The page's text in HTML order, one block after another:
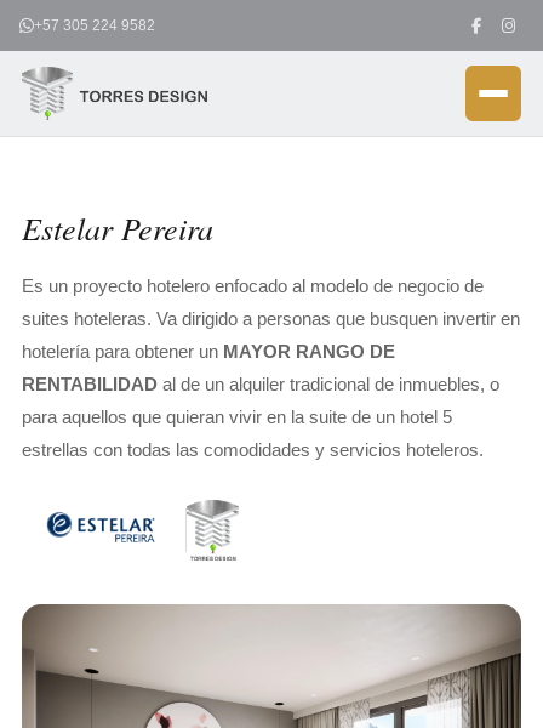
contenido
+57 305 224 9582
Estelar Pereira
Es un proyecto hotelero enfocado al modelo de negocio de
suites hoteleras. Va dirigido a personas que busquen invertir en
hotelería para obtener un MAYOR RANGO DE
RENTABILIDAD al de un alquiler tradicional de inmuebles, o
para aquellos que quieran vivir en la suite de un hotel 5
estrellas con todas las comodidades y servicios hoteleros.